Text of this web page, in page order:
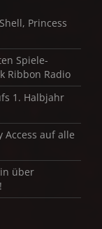
Princess
Spiele-
Ribbon Radio
1. Halbjahr
Access auf alle
über